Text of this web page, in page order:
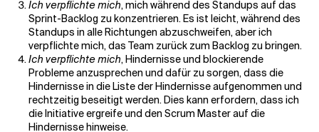
Ich verpflichte mich, mich während des Standups auf das
Sprint-Backlog zu konzentrieren. Es ist leicht, während des
Standups in alle Richtungen abzuschweifen, aber ich
verpflichte mich, das Team zurück zum Backlog zu bringen.
Ich verpflichte mich, Hindernisse und blockierende
Probleme anzusprechen und dafür zu sorgen, dass die
Hindernisse in die Liste der Hindernisse aufgenommen und
rechtzeitig beseitigt werden. Dies kann erfordern, dass ich
die Initiative ergreife und den Scrum Master auf die
Hindernisse hinweise.